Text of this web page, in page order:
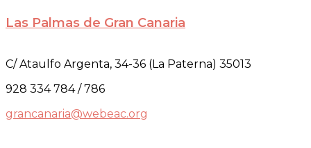
Las Palmas de Gran Canaria
C/ Ataulfo Argenta, 34-36 (La Paterna) 35013
928 334 784 / 786
grancanaria@webeac.org